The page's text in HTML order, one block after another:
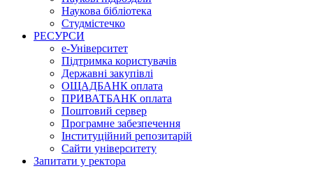
Наукова бібліотека
Студмістечко
РЕСУРСИ
е-Університет
Підтримка користувачів
Державні закупівлі
ОЩАДБАНК оплата
ПРИВАТБАНК оплата
Поштовий сервер
Програмне забезпечення
Інституційний репозитарій
Сайти університету
Запитати у ректора